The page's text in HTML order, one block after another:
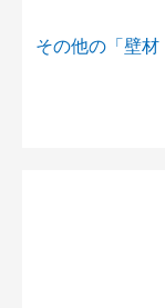
その他の「壁